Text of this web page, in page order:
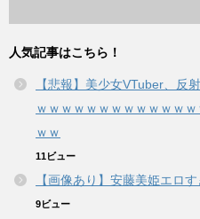
人気記事はこちら！
【悲報】美少女VTuber、反
ｗｗｗｗｗｗｗｗｗｗｗｗ
ｗｗ
11ビュー
【画像あり】安藤美姫エロす
9ビュー